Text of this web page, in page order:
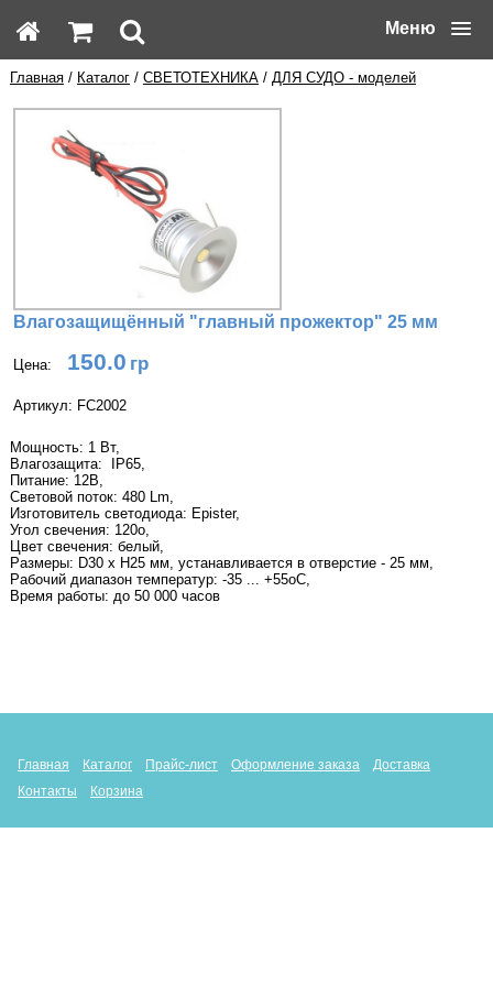
Меню
Главная/ Каталог/ СВЕТОТЕХНИКА/ ДЛЯ СУДО - моделей
Влагозащищённый "главный прожектор" 25 мм
Цена: 150.0
Артикул: FC2002
Мощность: 1 Вт,
Влагозащита: IP65,
Питание: 12В,
Световой поток: 480 Lm,
Изготовитель светодиода: Epister,
Угол свечения: 120о,
Цвет свечения: белый,
Размеры: D30 х Н25 мм, устанавливается в отверстие - 25 мм,
Рабочий диапазон температур: -35 ... +55оС,
Время работы: до 50 000 часов
Главная Каталог Прайс-лист Оформление заказа
Доставка
Контакты
Корзина